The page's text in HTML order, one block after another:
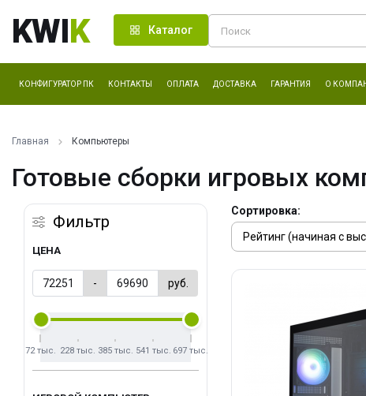
KWIK Каталог
КОНФИГУРАТОР ПК КОНТАКТЫ ОПЛАТА ДОСТАВКА ГАРАНТИЯ О
Главная Компьютеры
Готовые сборки игровых
Фильтр
ЦЕНА
- руб.
72 тыс. 228 тыс. 385 тыс. 541 тыс. 697 тыс.
Сортировка: